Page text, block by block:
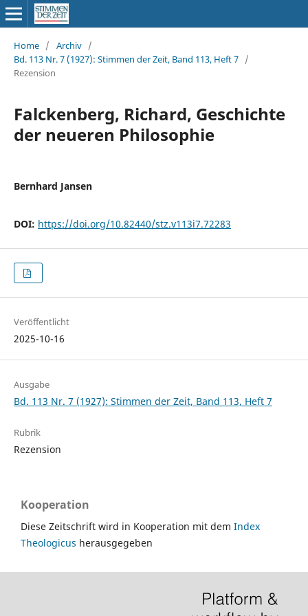
Home / Archiv /
Bd. 113 Nr. 7 (1927): Stimmen der Zeit, Band 113, Heft 7 /
Rezension
Falckenberg, Richard, Geschichte
der neueren Philosophie
Bernhard Jansen
DOI: https://doi.org/10.82440/stz.v113i7.72283
Veröffentlicht
2025-10-16
Ausgabe
Bd. 113 Nr. 7 (1927): Stimmen der Zeit, Band 113, Heft 7
Rubrik
Rezension
Kooperation
Diese Zeitschrift wird in Kooperation mit dem Index
Theologicus herausgegeben